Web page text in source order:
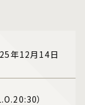
年12月14日
）